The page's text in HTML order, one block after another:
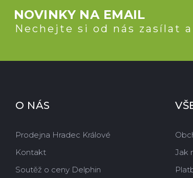
NOVINKY NA EMAIL
Nechejte si od nás zasílat
O NÁS
Prodejna Hradec Králové
Kontakt
Soutěž o ceny Delphin
Jak